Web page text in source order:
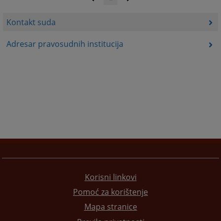
Kontakt suda
Adresar pravosudnih institucija
Korisni linkovi
Pomoć za korištenje
Mapa stranice